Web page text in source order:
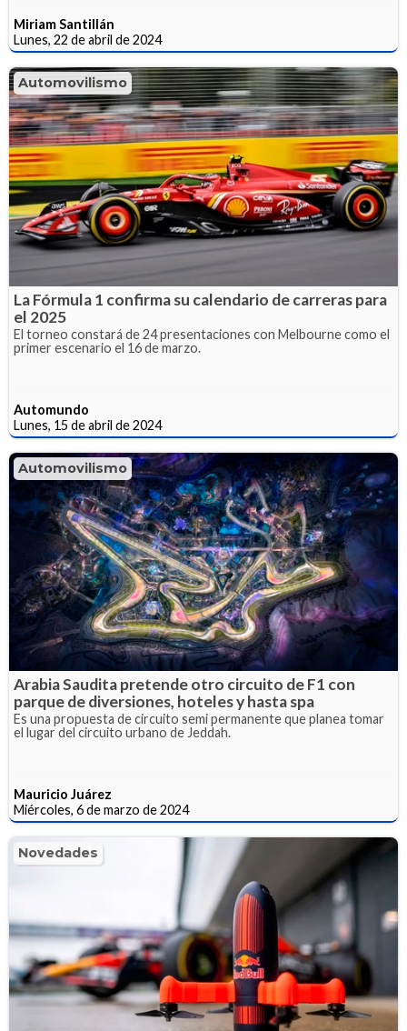
Miriam Santillán
Lunes, 22 de abril de 2024
Automovilismo
La Fórmula 1 confirma su calendario de carreras para
el 2025
El torneo constará de 24 presentaciones con Melbourne como el
primer escenario el 16 de marzo.
Automundo
Lunes, 15 de abril de 2024
Automovilismo
Arabia Saudita pretende otro circuito de F1 con
parque de diversiones, hoteles y hasta spa
Es una propuesta de circuito semi permanente que planea tomar
el lugar del circuito urbano de Jeddah.
Mauricio Juárez
Miércoles, 6 de marzo de 2024
Novedades